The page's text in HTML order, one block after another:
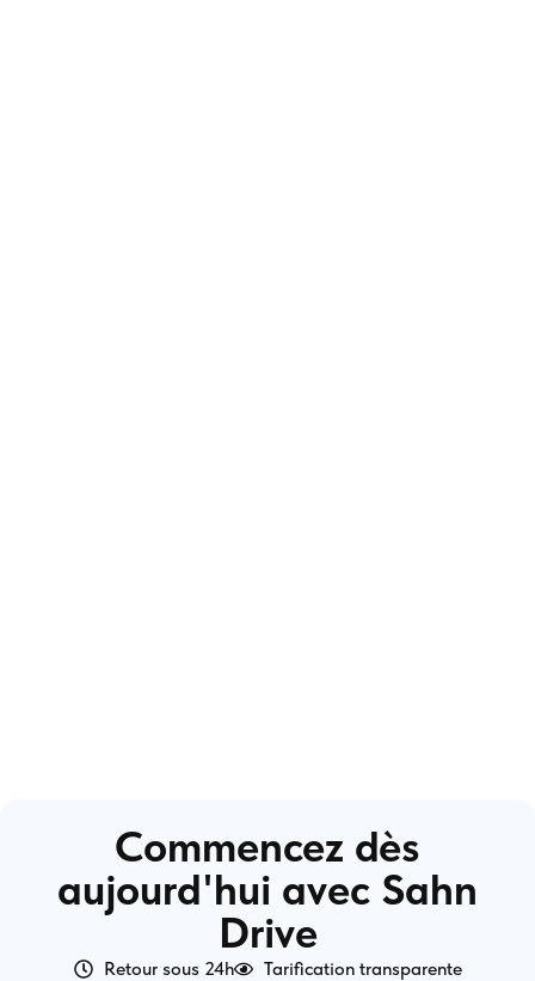
Commencez dès
aujourd'hui avec Sahn
Drive
Retour sous 24h
Tarification transparente